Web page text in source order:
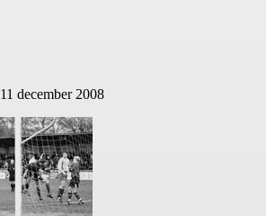
december 2008